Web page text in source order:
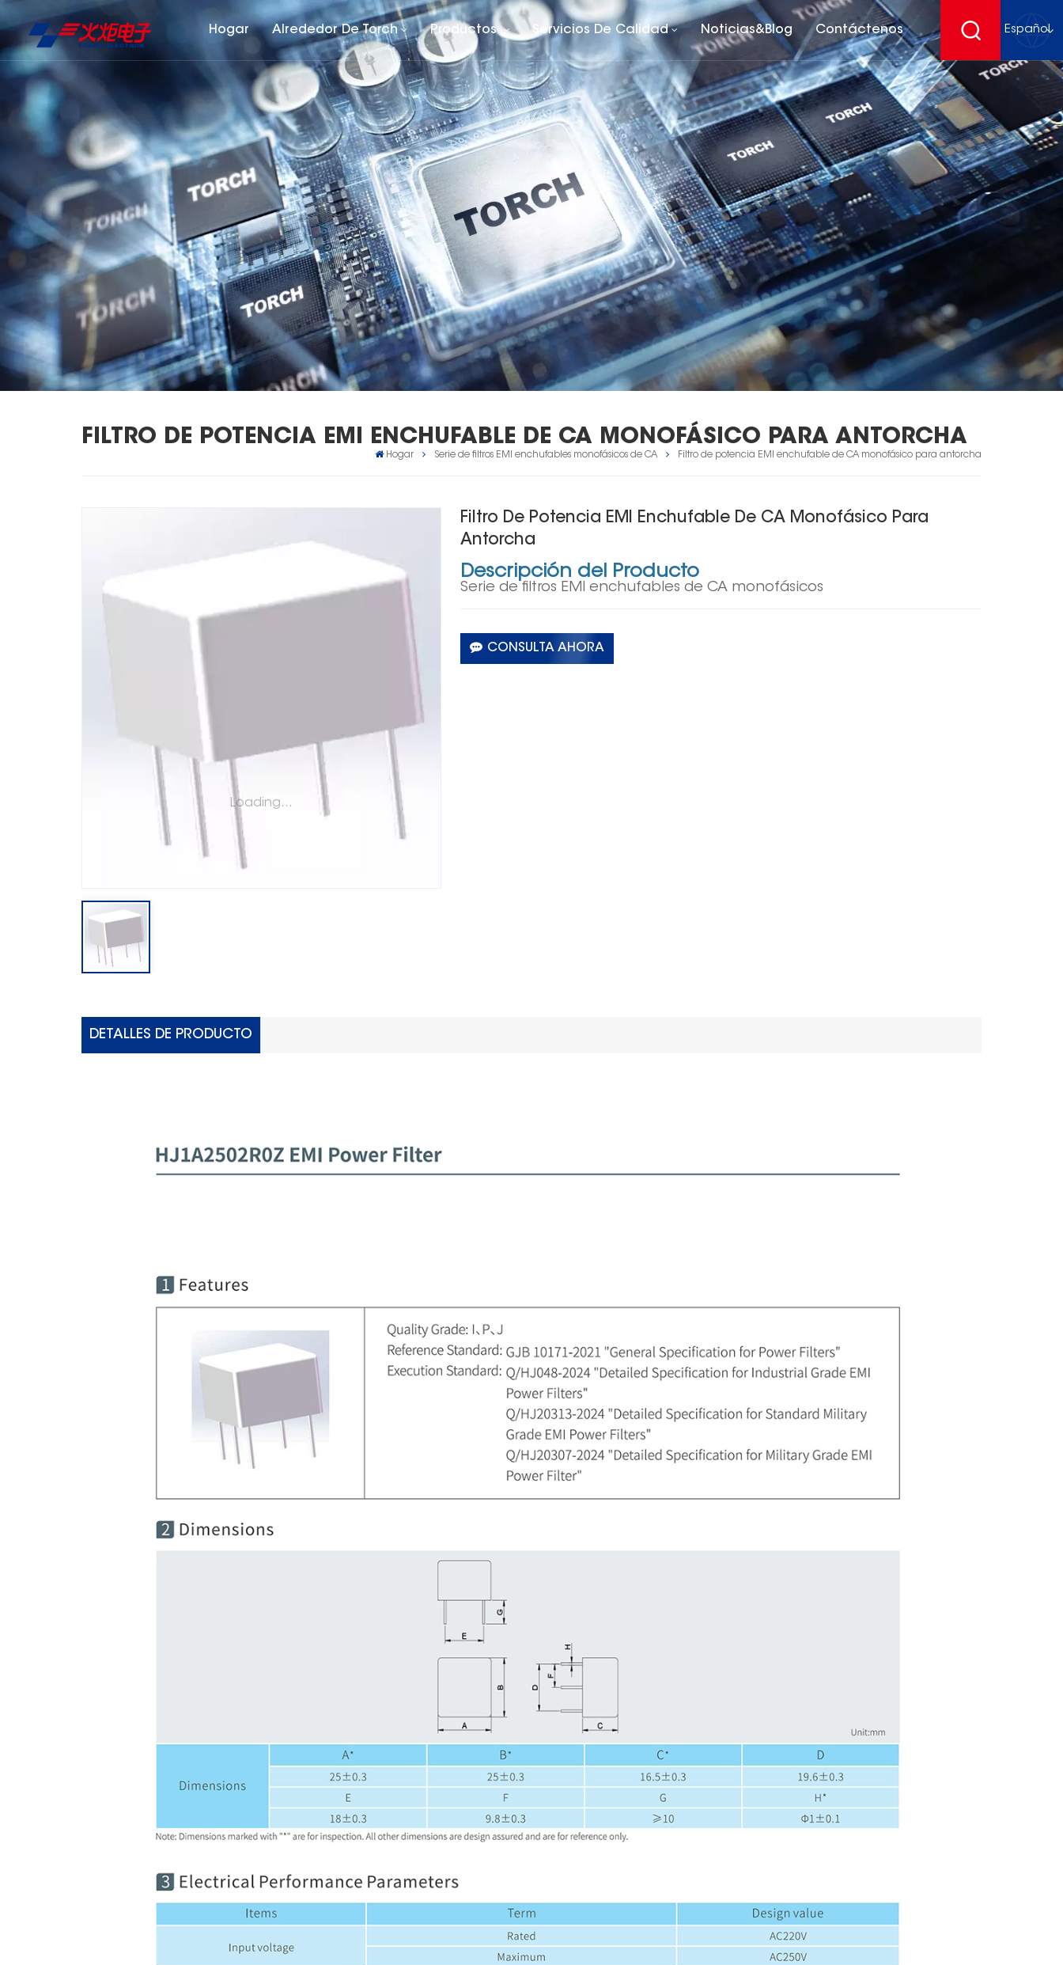
Hogar Alrededor De Torch Productos Servicios De Calidad Noticias&Blog Contáctenos Español
English
français
Deutsch
español
FILTRO DE POTENCIA EMI ENCHUFABLE DE CA MONOFÁSICO PARA ANTORCHA
Hogar Serie de filtros EMI enchufables monofásicos de CA Filtro de potencia EMI enchufable de CA monofásico para antorcha
Loading...
Filtro De Potencia EMI Enchufable De CA Monofásico Para
Antorcha
Descripción del Producto
Serie de filtros EMI enchufables de CA monofásicos
CONSULTA AHORA
DETALLES DE PRODUCTO